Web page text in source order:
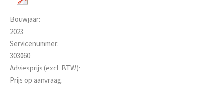
Bouwjaar:
2023
Servicenummer:
303060
Adviesprijs (excl. BTW):
Prijs op aanvraag.